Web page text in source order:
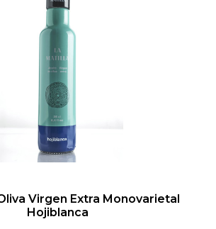
Virgen Extra Monovarietal
Hojiblanca